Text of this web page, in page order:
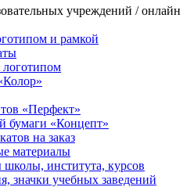
учреждений / онлайн
и рамкой
«Перфект»
бумаги «Концепт»
на заказ
материалы
института, курсов
значки учебных заведений